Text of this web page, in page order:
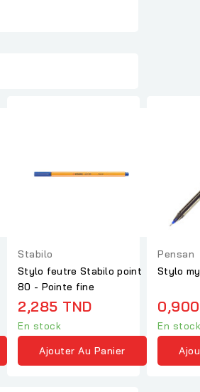
Stabilo
Stylo feutre Stabilo point
80 - Pointe fine
2,285 TND
En stock
Ajouter Au Panier
Pensan
Stylo
En stock